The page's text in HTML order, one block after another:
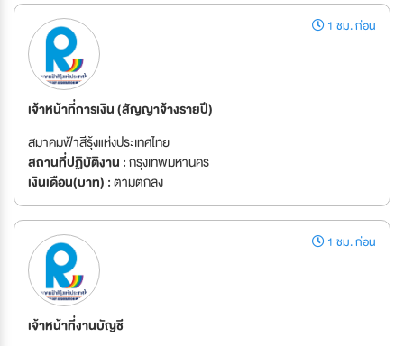
1 ชม. ก่อน
เจ้าหน้าที่การเงิน (สัญญาจ้างรายปี)
สมาคมฟ้าสีรุ้งแห่งประเทศไทย
สถานที่ปฏิบัติงาน :กรุงเทพมหานคร
เงินเดือน(บาท) :ตามตกลง
1 ชม. ก่อน
เจ้าหน้าที่งานบัญชี